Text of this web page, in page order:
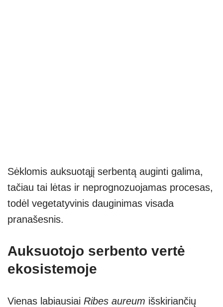
Sėklomis auksuotąjį serbentą auginti galima,
tačiau tai lėtas ir neprognozuojamas procesas,
todėl vegetatyvinis dauginimas visada
pranašesnis.
Auksuotojo serbento vertė
ekosistemoje
Vienas labiausiai Ribes aureum išskiriančių